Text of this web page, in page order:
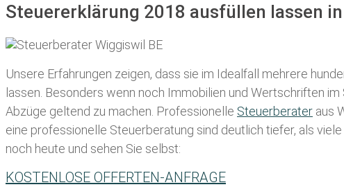
Steuererklärung 2018 ausfüllen lassen
Unsere Erfahrungen zeigen, dass sie im Idealfall mehrere
lassen . Besonders wenn noch Immobilien und Wertschriften
Abzüge geltend zu machen. Professionelle Steuerberater aus
eine professionelle Steuerberatung sind deutlich tiefer, als
noch heute und sehen Sie selbst:
KOSTENLOSE OFFERTEN-ANFRAGE